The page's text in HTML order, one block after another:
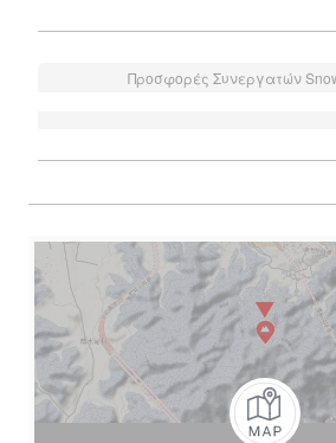
Προσφορές Συνεργατών